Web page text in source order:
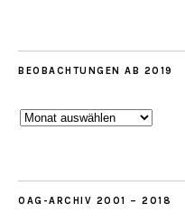
BEOBACHTUNGEN AB 2019
Beobachtungen
OAG-ARCHIV 2001 – 2018